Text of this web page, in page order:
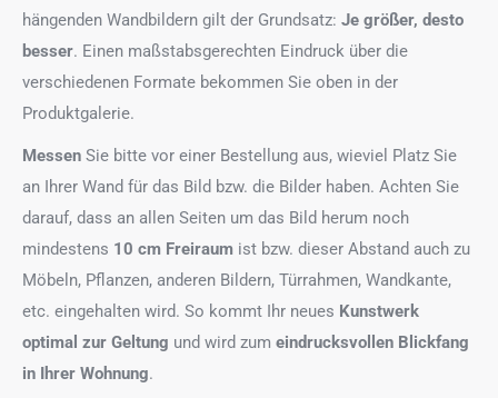
hängenden Wandbildern gilt der Grundsatz: Je größer, desto
besser. Einen maßstabsgerechten Eindruck über die
verschiedenen Formate bekommen Sie oben in der
Produktgalerie.
Messen Sie bitte vor einer Bestellung aus, wieviel Platz Sie
an Ihrer Wand für das Bild bzw. die Bilder haben. Achten Sie
darauf, dass an allen Seiten um das Bild herum noch
mindestens 10 cm Freiraum ist bzw. dieser Abstand auch zu
Möbeln, Pflanzen, anderen Bildern, Türrahmen, Wandkante,
etc. eingehalten wird. So kommt Ihr neues Kunstwerk
optimal zur Geltung und wird zum eindrucksvollen Blickfang
in Ihrer Wohnung.